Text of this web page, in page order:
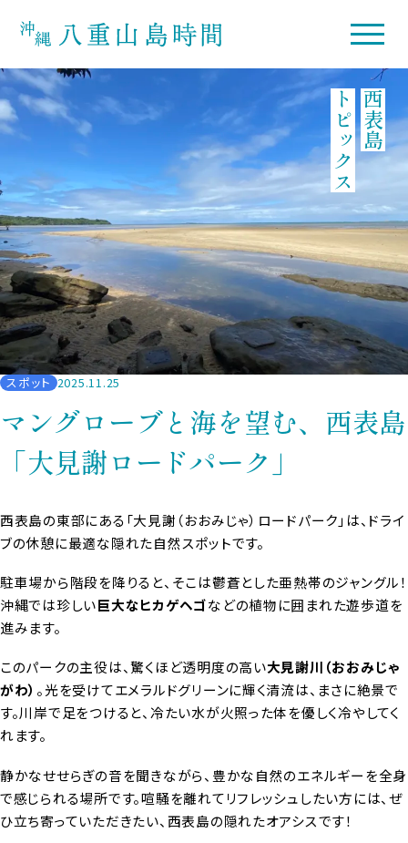
西表島
トピックス
スポット 2025.11.25
マングローブと海を望む、西表島
「大見謝ロードパーク」
西表島の東部にある「大見謝（おおみじゃ）ロードパーク」は、ドライ
ブの休憩に最適な隠れた自然スポットです。
駐車場から階段を降りると、そこは鬱蒼とした亜熱帯のジャングル！
沖縄では珍しい巨大なヒカゲヘゴなどの植物に囲まれた遊歩道を
進みます。
このパークの主役は、驚くほど透明度の高い大見謝川（おおみじゃ
がわ） 。光を受けてエメラルドグリーンに輝く清流は、まさに絶景で
す。川岸で足をつけると、冷たい水が火照った体を優しく冷やしてく
れます。
静かなせせらぎの音を聞きながら、豊かな自然のエネルギーを全身
で感じられる場所です。喧騒を離れてリフレッシュしたい方には、ぜ
ひ立ち寄っていただきたい、西表島の隠れたオアシスです！